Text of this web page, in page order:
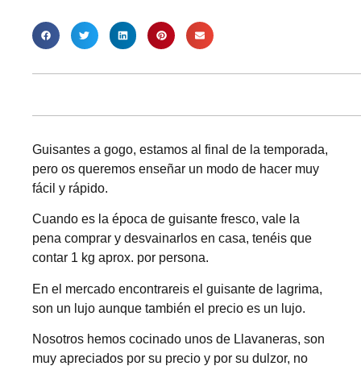
Guisantes a gogo, estamos al final de la temporada,
pero os queremos enseñar un modo de hacer muy
fácil y rápido.
Cuando es la época de guisante fresco, vale la
pena comprar y desvainarlos en casa, tenéis que
contar 1 kg aprox. por persona.
En el mercado encontrareis el guisante de lagrima,
son un lujo aunque también el precio es un lujo.
Nosotros hemos cocinado unos de Llavaneras, son
muy apreciados por su precio y por su dulzor, no